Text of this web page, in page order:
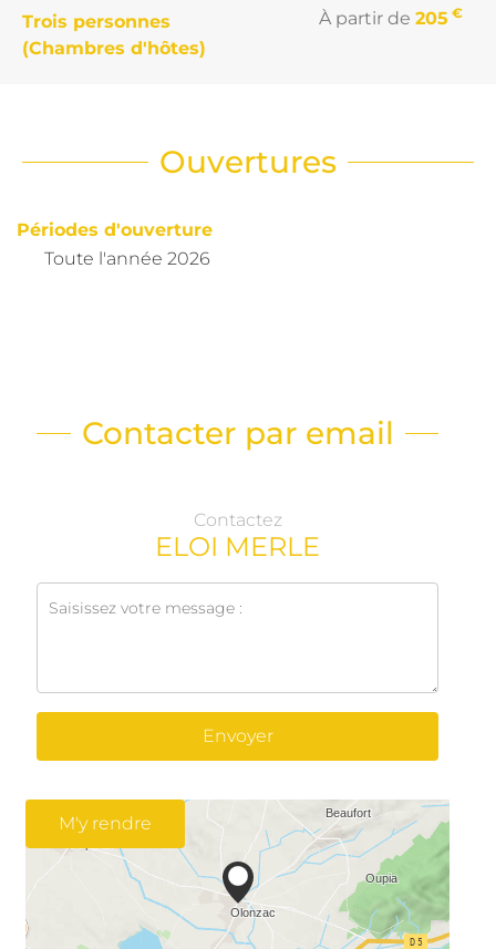
Trois personnes
(Chambres d'hôtes)
À partir de 205 €
Ouvertures
Périodes d'ouverture
Toute l'année 2026
Contacter par email
Contactez
ELOI MERLE
Envoyer
M'y rendre